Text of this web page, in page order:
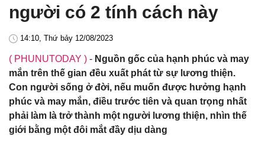
người có 2 tính cách này
14:10, Thứ bảy 12/08/2023
( PHUNUTODAY ) - Nguồn gốc của hạnh phúc và may
mắn trên thế gian đều xuất phát từ sự lương thiện.
Con người sống ở đời, nếu muốn được hưởng hạnh
phúc và may mắn, điều trước tiên và quan trọng nhất
phải làm là trở thành một người lương thiện, nhìn thế
giới bằng một đôi mắt đầy dịu dàng